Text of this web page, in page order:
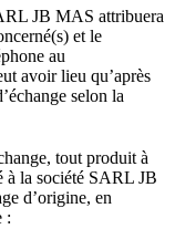
JB MAS attribuera
et le
au
avoir lieu qu’après
selon la
tout produit à
à la société SARL JB
d’origine, en
: